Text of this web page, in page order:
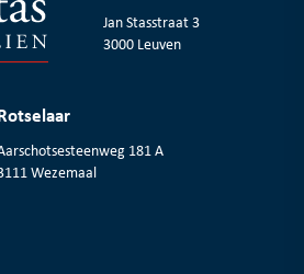
Jan Stasstraat 3
3000 Leuven
181 A
Wezemaal